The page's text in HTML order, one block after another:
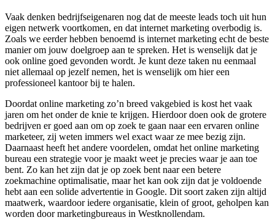
Vaak denken bedrijfseigenaren nog dat de meeste leads toch uit hun
eigen netwerk voortkomen, en dat internet marketing overbodig is.
Zoals we eerder hebben benoemd is internet marketing echt de beste
manier om jouw doelgroep aan te spreken. Het is wenselijk dat je
ook online goed gevonden wordt. Je kunt deze taken nu eenmaal
niet allemaal op jezelf nemen, het is wenselijk om hier een
professioneel kantoor bij te halen.
Doordat online marketing zo’n breed vakgebied is kost het vaak
jaren om het onder de knie te krijgen. Hierdoor doen ook de grotere
bedrijven er goed aan om op zoek te gaan naar een ervaren online
marketeer, zij weten immers wel exact waar ze mee bezig zijn.
Daarnaast heeft het andere voordelen, omdat het online marketing
bureau een strategie voor je maakt weet je precies waar je aan toe
bent. Zo kan het zijn dat je op zoek bent naar een betere
zoekmachine optimalisatie, maar het kan ook zijn dat je voldoende
hebt aan een solide advertentie in Google. Dit soort zaken zijn altijd
maatwerk, waardoor iedere organisatie, klein of groot, geholpen kan
worden door marketingbureaus in Westknollendam.